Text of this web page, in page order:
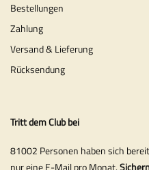
Bestellungen
Zahlung
Versand & Lieferung
Rücksendung
Tritt dem Club bei
81002 Personen haben sich